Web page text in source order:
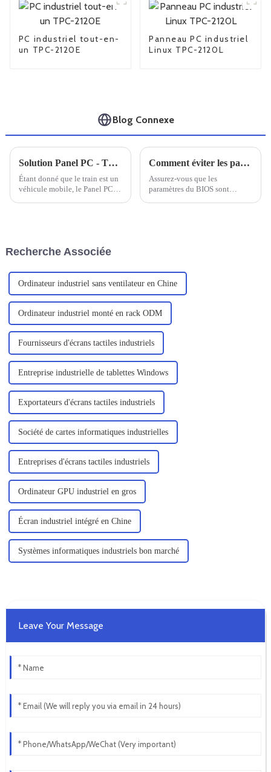
PC industriel tout-en-
un TPC-2120E
Panneau PC industriel
Linux TPC-2120L
Blog Connexe
Solution Panel PC - TPC-2101
Étant donné que le train est un
véhicule mobile, le Panel PC
Comment éviter les pannes informatiques
Assurez-vous que les
paramètres du BIOS sont
Recherche Associée
Ordinateur industriel sans ventilateur en Chine
Ordinateur industriel monté en rack ODM
Fournisseurs d'écrans tactiles industriels
Entreprise industrielle de tablettes Windows
Exportateurs d'écrans tactiles industriels
Société de cartes informatiques industrielles
Entreprises d'écrans tactiles industriels
Ordinateur GPU industriel en gros
Écran industriel intégré en Chine
Systèmes informatiques industriels bon marché
Leave Your Message